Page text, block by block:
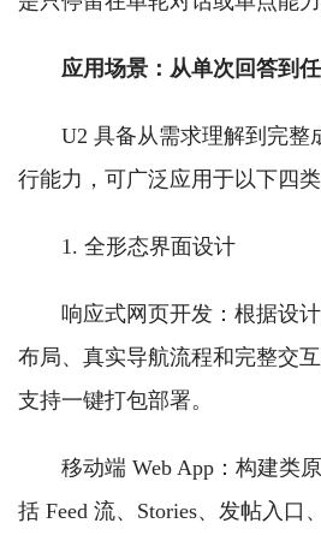
应用场景：从单次回答到
U2 具备从需求理解到完整
行能力，可广泛应用于以下四类
1. 全形态界面设计
响应式网页开发：根据设
布局、真实导航流程和完整交
支持一键打包部署。
移动端 Web App：构建类
括 Feed 流、Stories、发帖入口